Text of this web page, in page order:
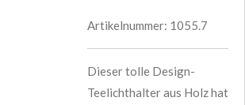
Artikelnummer: 1055.7
Dieser tolle Design-
Teelichthalter aus Holz hat